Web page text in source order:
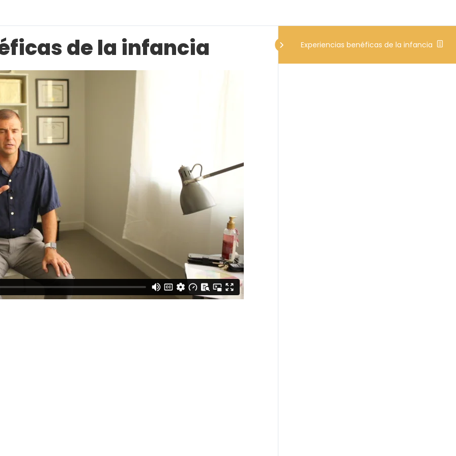
Experiencias benéficas de la infancia
de la infancia